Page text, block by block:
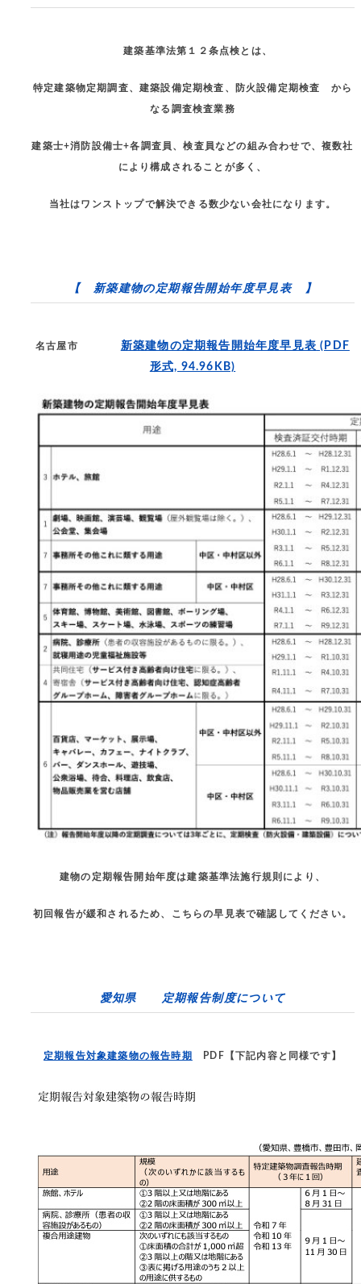
建築基準法第１２条点検とは、
特定建築物定期調査、建築設備定期検査、防火設備定期検査 から
なる調査検査業務
建築士+消防設備士+各調査員、検査員などの組み合わせで、複数社
により構成されることが多く、
当社はワンストップで解決できる数少ない会社になります。
【 新築建物の定期報告開始年度早見表 】
名古屋市 新築建物の定期報告開始年度早見表 (PDF
形式, 94.96KB)
建物の定期報告開始年度は建築基準法施行規則により、
初回報告が緩和されるため、こちらの早見表で確認してください。
愛知県 定期報告制度について
定期報告対象建築物の報告時期 PDF【下記内容と同様です】